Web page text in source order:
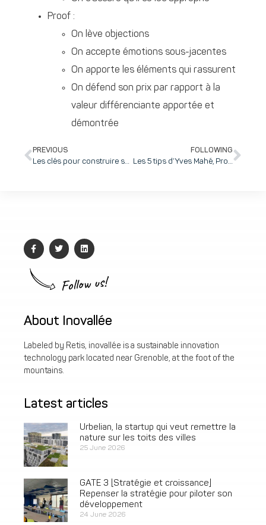
Proof :
On lève objections
On accepte émotions sous-jacentes
On apporte les éléments qui rassurent
On défend son prix par rapport à la
valeur différenciante apportée et
démontrée
PREVIOUS
Les clés pour construire son Business Plan en 5 épisodes et en faire un outil de pilotage au quotidien de son entreprise
FOLLOWING
Les 5 tips d’Yves Mahé, Product Manager, pour construire un positionnement concurrentiel produit efficace, percutant et mémorable
Follow us!
About Inovallée
Labeled by Retis, inovallée is a sustainable innovation
technology park located near Grenoble, at the foot of the
mountains.
Latest articles
Urbelian, la startup qui veut remettre la
nature sur les toits des villes
25 June 2026
GATE 3 [Stratégie et croissance]
Repenser la stratégie pour piloter son
développement
24 June 2026